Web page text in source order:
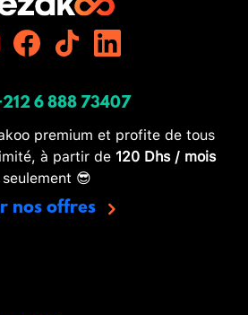
6 888 73407
premium et profite de tous
à partir de 120 Dhs / mois
seulement 😎
nos offres